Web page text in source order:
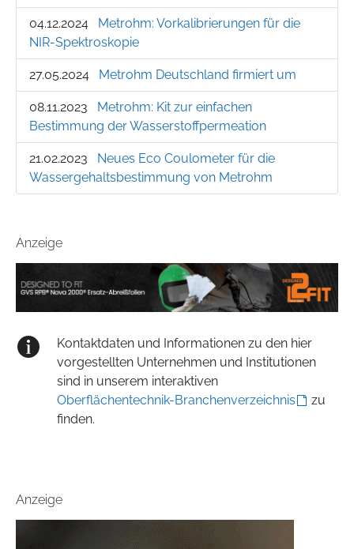
04.12.2024
Metrohm: Vorkalibrierungen für die
NIR-Spektroskopie
27.05.2024 Metrohm Deutschland firmiert um
08.11.2023
Metrohm: Kit zur einfachen
Bestimmung der Wasserstoffpermeation
21.02.2023
Neues Eco Coulometer für die
Wassergehaltsbestimmung von Metrohm
Anzeige
Kontaktdaten und Informationen zu den hier
vorgestellten Unternehmen und Institutionen
sind in unserem interaktiven
Oberflächentechnik-Branchenverzeichnis
zu
finden.
Anzeige